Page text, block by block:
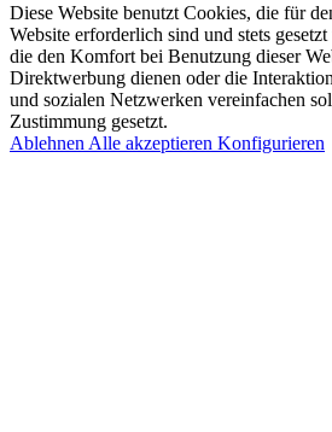
Diese Website benutzt Cookies, die für
Website erforderlich sind und stets
die den Komfort bei Benutzung dieser
Direktwerbung dienen oder die
und sozialen Netzwerken vereinfachen
Zustimmung gesetzt.
Ablehnen Alle akzeptieren Konfigurieren